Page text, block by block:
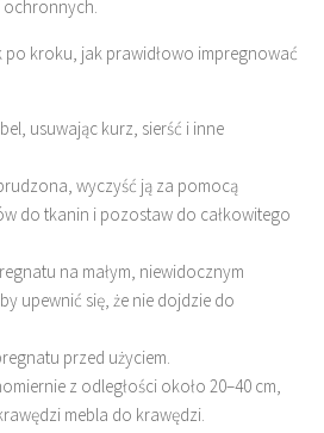
ochronnych.
po kroku, jak prawidłowo impregnować
usuwając kurz, sierść i inne
wyczyść ją za pomocą
do tkanin i pozostaw do całkowitego
na małym, niewidocznym
upewnić się, że nie dojdzie do
przed użyciem.
z odległości około 20–40 cm,
mebla do krawędzi.